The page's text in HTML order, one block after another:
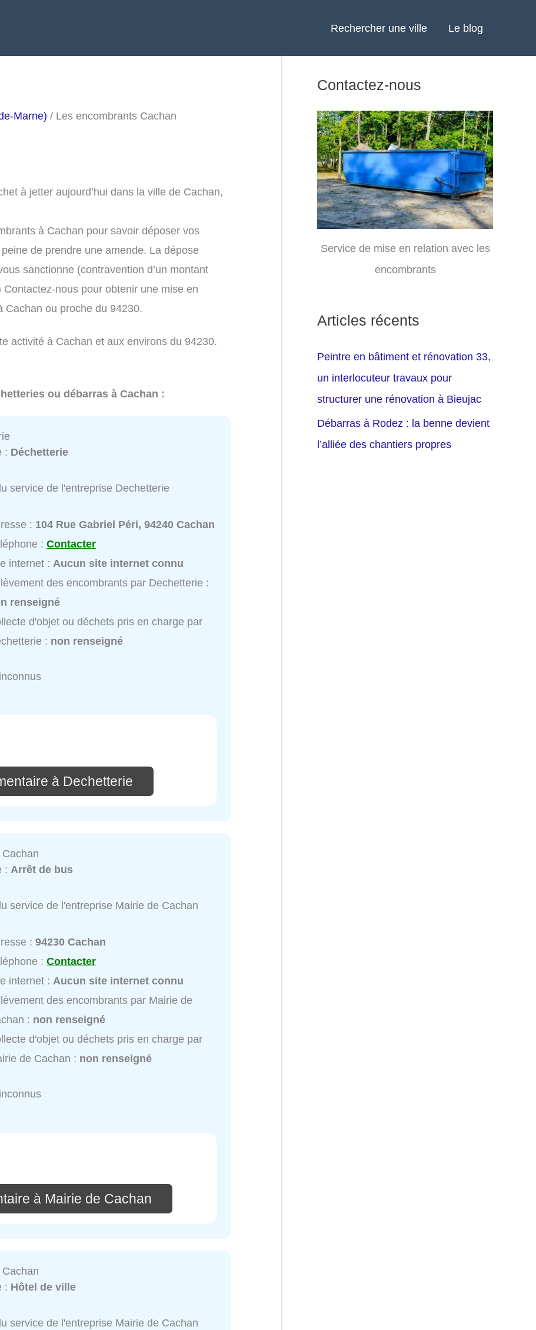
Rechercher une ville Le blog
Marne) / Les encombrants Cachan
à jetter aujourd’hui dans la ville de Cachan,
à Cachan pour savoir déposer vos
de prendre une amende. La dépose
sanctionne (contravention d’un montant
nous pour obtenir une mise en
Cachan ou proche du 94230.
activité à Cachan et aux environs du 94230.
ou débarras à Cachan :
: Déchetterie
service de l'entreprise Dechetterie
: 104 Rue Gabriel Péri, 94240 Cachan
:Contacter
internet :Aucun site internet connu
des encombrants par Dechetterie :
renseigné
d'objet ou déchets pris en charge par
: non renseigné
à Dechetterie
: Arrêt de bus
service de l'entreprise Mairie de Cachan
:94230 Cachan
:Contacter
internet :Aucun site internet connu
des encombrants par Mairie de
: non renseigné
d'objet ou déchets pris en charge par
de Cachan : non renseigné
à Mairie de Cachan
: Hôtel de ville
service de l'entreprise Mairie de Cachan
Contactez-nous
Service de mise en relation avec les
encombrants
Articles récents
Peintre en bâtiment et rénovation 33,
un interlocuteur travaux pour
structurer une rénovation à Bieujac
Débarras à Rodez : la benne devient
l’alliée des chantiers propres